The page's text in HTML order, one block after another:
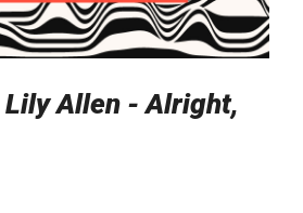
Lily Allen - Alright,